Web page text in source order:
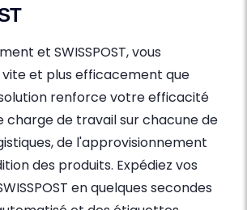
et SWISSPOST, vous
et plus efficacement que
renforce votre efficacité
charge de travail sur chacune de
de l'approvisionnement
des produits. Expédiez vos
en quelques secondes